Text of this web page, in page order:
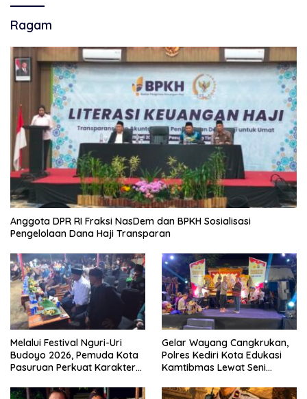
Ragam
Anggota DPR RI Fraksi NasDem dan BPKH Sosialisasi
Pengelolaan Dana Haji Transparan
Melalui Festival Nguri-Uri
Budoyo 2026, Pemuda Kota
Pasuruan Perkuat Karakter
Narkoba
Gelar Wayang Cangkrukan,
Polres Kediri Kota Edukasi
Kamtibmas Lewat Seni